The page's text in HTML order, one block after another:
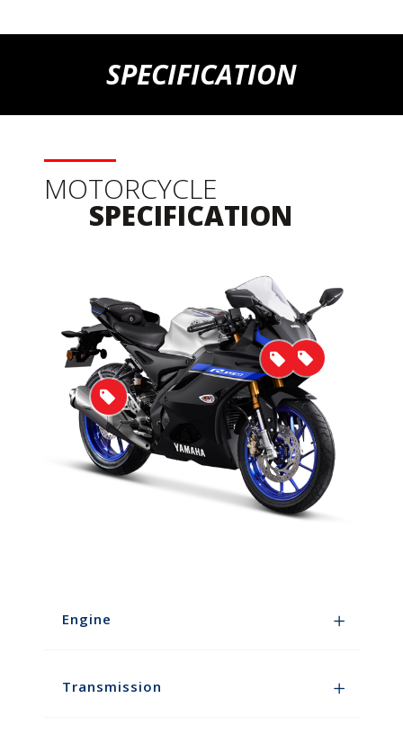
SPECIFICATION
MOTORCYCLE
SPECIFICATION
Engine
Transmission